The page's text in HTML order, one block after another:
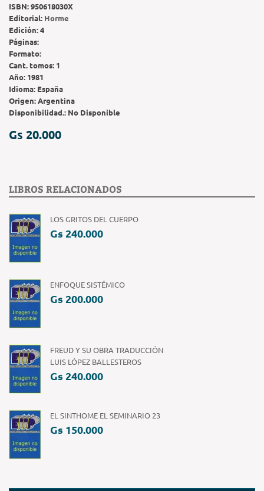
ISBN:950618030X
Editorial: Horme
Edición:4
Páginas:
Formato:
Cant. tomos: 1
Año: 1981
Idioma: España
Origen:Argentina
Disponibilidad.: No Disponible
Gs 20.000
LIBROS RELACIONADOS
LOS GRITOS DEL CUERPO
Gs 240.000
ENFOQUE SISTÉMICO
Gs 200.000
FREUD Y SU OBRA TRADUCCIÓN
LUIS LÓPEZ BALLESTEROS
Gs 240.000
EL SINTHOME EL SEMINARIO 23
Gs 150.000